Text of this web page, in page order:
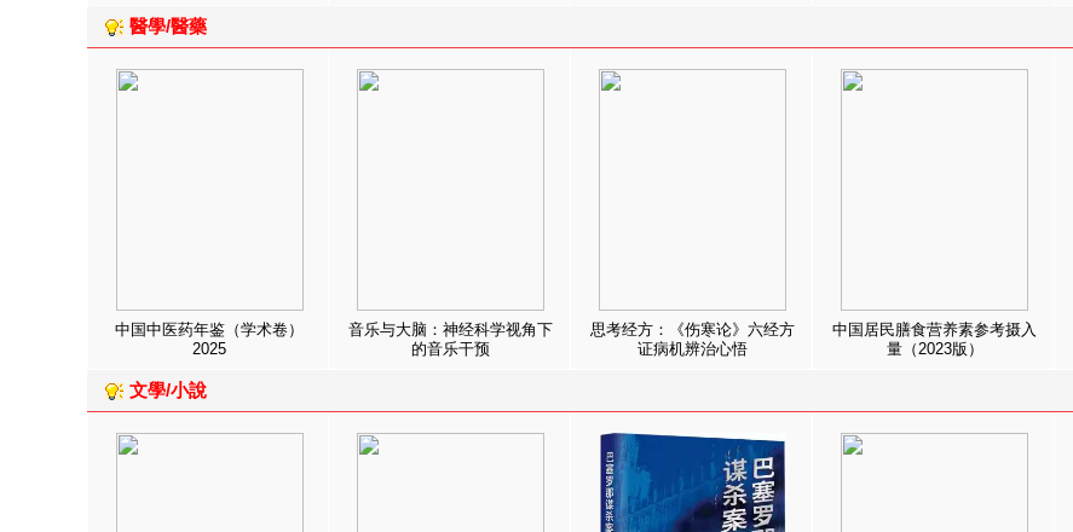
醫學/醫藥
中国中医药年鉴（学术卷）
2025
音乐与大脑：神经科学视角下
的音乐干预
思考经方：《伤寒论》六经方
证病机辨治心悟
中国居民膳食营养素参考摄入
量（2023版）
文學/小說